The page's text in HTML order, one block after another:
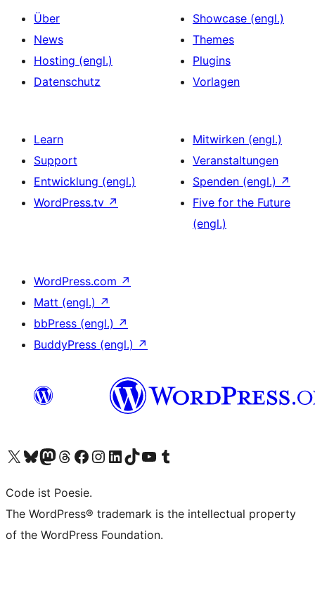
Über
News
Hosting (engl.)
Datenschutz
Showcase (engl.)
Themes
Plugins
Vorlagen
Learn
Support
Entwicklung (engl.)
WordPress.tv ↗
Mitwirken (engl.)
Veranstaltungen
Spenden (engl.) ↗
Five for the Future
(engl.)
WordPress.com ↗
Matt (engl.) ↗
bbPress (engl.) ↗
BuddyPress (engl.) ↗
Unser X-Konto (früher Twitter) besuchen
Unser Bluesky-Konto besuchen
Unser Mastodon-Konto besuchen
Unser Threads-Konto besuchen
Unsere Facebook-Seite besuchen
Unser Instagram-Konto besuchen
Unser LinkedIn-Konto besuchen
Unser TikTok-Konto besuchen
Unseren YouTube-Kanal besuchen
Unser Tumblr-Konto besuchen
Code ist Poesie.
The WordPress® trademark is the intellectual property
of the WordPress Foundation.